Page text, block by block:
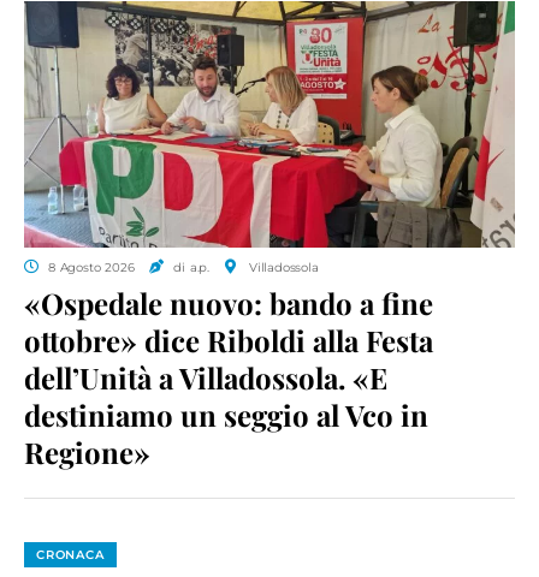
8 Agosto 2026 di a.p. Villadossola
«Ospedale nuovo: bando a fine
ottobre» dice Riboldi alla Festa
dell’Unità a Villadossola. «E
destiniamo un seggio al Vco in
Regione»
CRONACA